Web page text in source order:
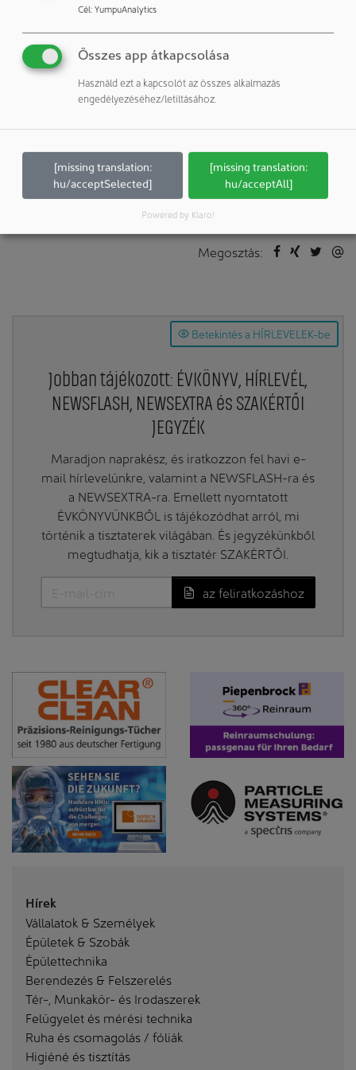
12489 Berlin
Németország
Publikációk:
További publikációk a vállalattól / szerzőtől
Vállalatok & Személyek: Személyek
F+E & Érdekközösség: Tudásközpont, Intézet
Megosztás:
Betekintés a HÍRLEVELEK-be
Jobban tájékozott: ÉVKÖNYV, HÍRLEVÉL,
NEWSFLASH, NEWSEXTRA és SZAKÉRTŐI
JEGYZÉK
Maradjon naprakész, és iratkozzon fel havi e-
mail hírlevelünkre, valamint a NEWSFLASH-ra és
a NEWSEXTRA-ra. Emellett nyomtatott
ÉVKÖNYVÜNKBŐL is tájékozódhat arról, mi
történik a tisztaterek világában. És jegyzékünkből
megtudhatja, kik a tisztatér SZAKÉRTŐI.
az feliratkozáshoz
Hírek
Vállalatok & Személyek
Épületek & Szobák
Épülettechnika
Berendezés & Felszerelés
Tér-, Munkakör- és Irodaszerek
Felügyelet és mérési technika
Ruha és csomagolás / fóliák
Higiéné és tisztítás
Cél: YumpuAnalytics
Összes app átkapcsolása
Használd ezt a kapcsolót az összes alkalmazás
engedélyezéséhez/letiltásához.
[missing translation:
hu/acceptSelected]
[missing translation:
hu/acceptAll]
Powered by Klaro!